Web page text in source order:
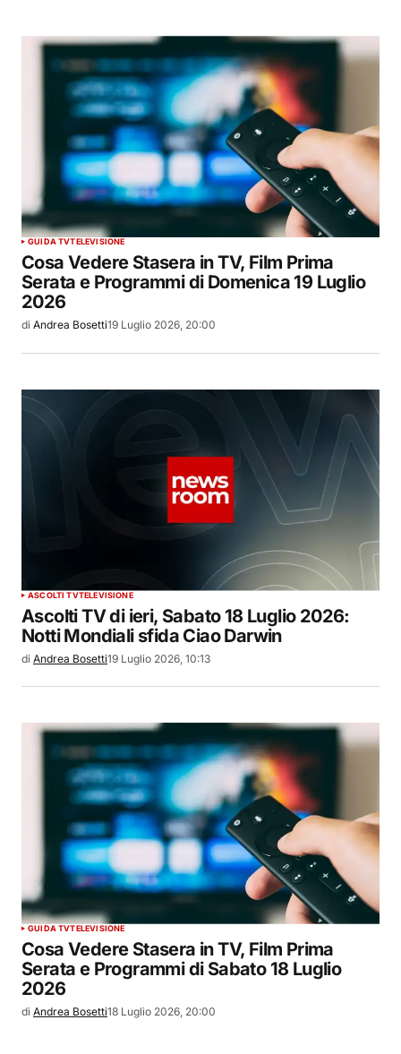
GUIDA TVTELEVISIONE
Cosa Vedere Stasera in TV, Film Prima
Serata e Programmi di Domenica 19 Luglio
2026
di Andrea Bosetti19 Luglio 2026, 20:00
ASCOLTI TVTELEVISIONE
Ascolti TV di ieri, Sabato 18 Luglio 2026:
Notti Mondiali sfida Ciao Darwin
di Andrea Bosetti19 Luglio 2026, 10:13
GUIDA TVTELEVISIONE
Cosa Vedere Stasera in TV, Film Prima
Serata e Programmi di Sabato 18 Luglio
2026
di Andrea Bosetti18 Luglio 2026, 20:00